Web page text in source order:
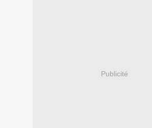
Publicité